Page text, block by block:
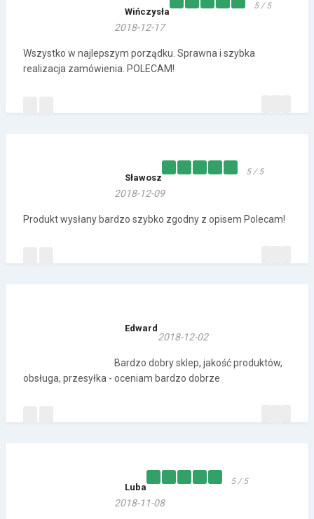
Wińczysła
5 / 5
2018-12-17
Wszystko w najlepszym porządku. Sprawna i szybka
realizacja zamówienia. POLECAM!
Sławosz
5 / 5
2018-12-09
Produkt wysłany bardzo szybko zgodny z opisem Polecam!
Edward
2018-12-02
Bardzo dobry sklep, jakość produktów,
obsługa, przesyłka - oceniam bardzo dobrze
Luba
5 / 5
2018-11-08